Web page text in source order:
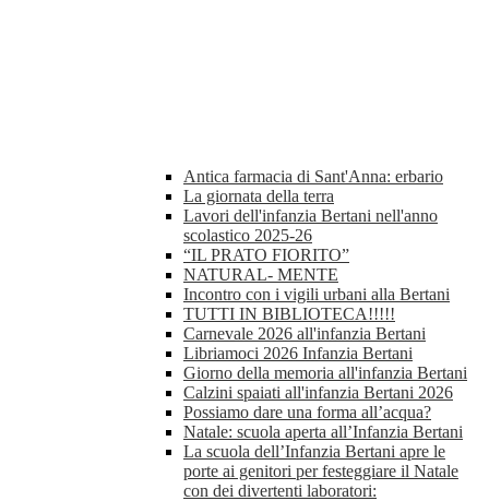
Antica farmacia di Sant'Anna: erbario
La giornata della terra
Lavori dell'infanzia Bertani nell'anno
scolastico 2025-26
“IL PRATO FIORITO”
NATURAL- MENTE
Incontro con i vigili urbani alla Bertani
TUTTI IN BIBLIOTECA!!!!!
Carnevale 2026 all'infanzia Bertani
Libriamoci 2026 Infanzia Bertani
Giorno della memoria all'infanzia Bertani
Calzini spaiati all'infanzia Bertani 2026
Possiamo dare una forma all’acqua?
Natale: scuola aperta all’Infanzia Bertani
La scuola dell’Infanzia Bertani apre le
porte ai genitori per festeggiare il Natale
con dei divertenti laboratori: